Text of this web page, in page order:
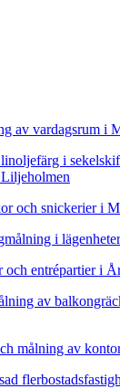
av vardagsrum i
i
och snickerier i
i
entrépartier i
av
målning av